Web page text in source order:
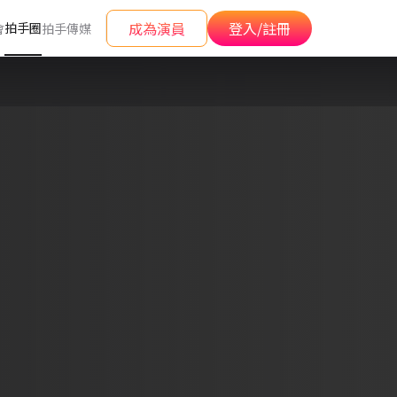
拍手圈拍手傳媒 成為演員 登入/註冊